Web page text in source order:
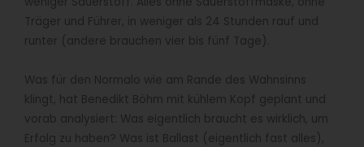
Träger und Führer, in weniger als 24 Stunden rauf und
runter (andere brauchen vier bis fünf Tage).
Was für den Normalo wie am Rande des Wahnsinns
klingt, hat Benedikt Böhm mit kühlem Kopf geplant und
vorab analysiert: Was eigentlich braucht es wirklich, um
Erfolg zu haben? Was ist Ballast (eigentlich fast alles),